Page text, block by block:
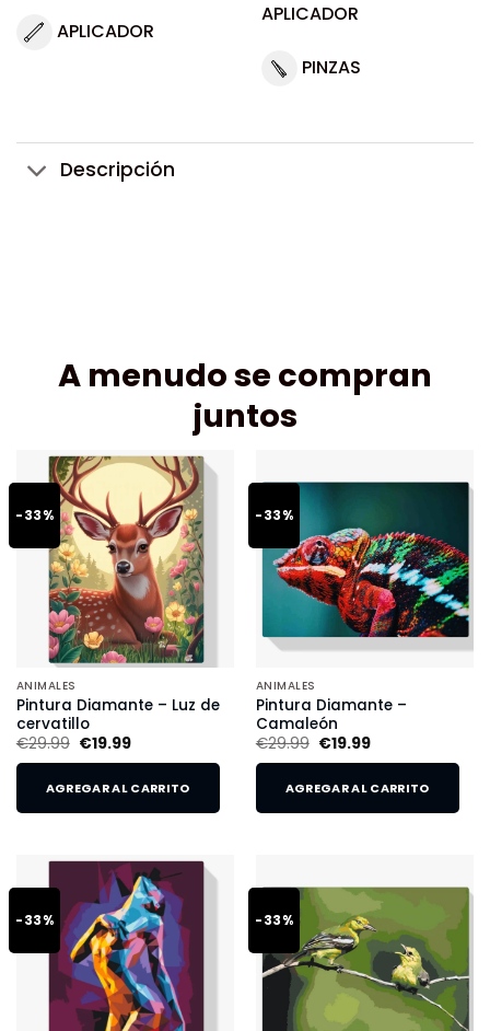
APLICADOR
APLICADOR
PINZAS
Descripción
A menudo se compran
juntos
-33%
ANIMALES
Pintura Diamante – Luz de
cervatillo
€29.99 €19.99
AGREGAR AL CARRITO
-33%
ANIMALES
Pintura Diamante –
Camaleón
€29.99 €19.99
AGREGAR AL CARRITO
-33% -33%